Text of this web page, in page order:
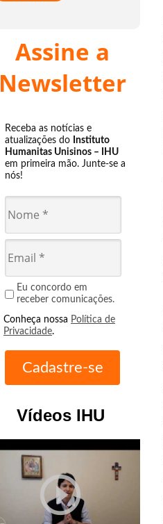
Assine a
Newsletter
Receba as notícias e
atualizações do Instituto
Humanitas Unisinos – IHU
em primeira mão. Junte-se a
nós!
Eu concordo em
receber comunicações.
Conheça nossa Política de
Privacidade.
Vídeos IHU
play_circle_outline